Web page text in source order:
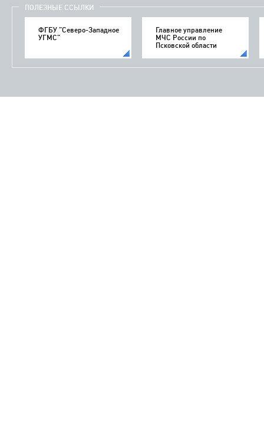
ПОЛЕЗНЫЕ ССЫЛКИ
ФГБУ "Северо-Западное
УГМС"
Главное управление
МЧС России по
Псковской области